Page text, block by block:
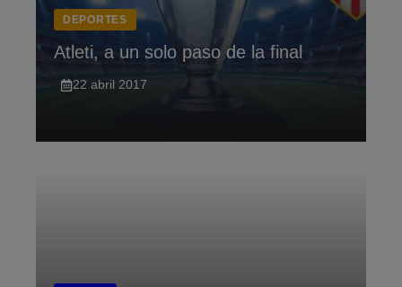
DEPORTES
Atleti, a un solo paso de la final
22 abril 2017